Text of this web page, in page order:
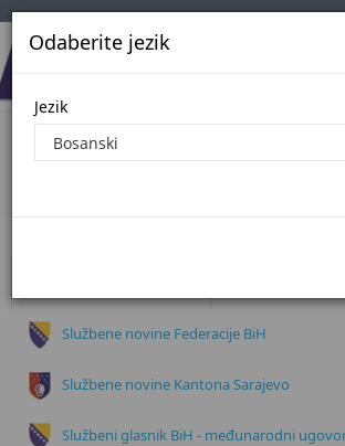
Odaberite jezik
Jezik
Dokumenti
Službene novine Federacije BiH
Službene novine Kantona Sarajevo
Službeni glasnik BiH - međunarodni